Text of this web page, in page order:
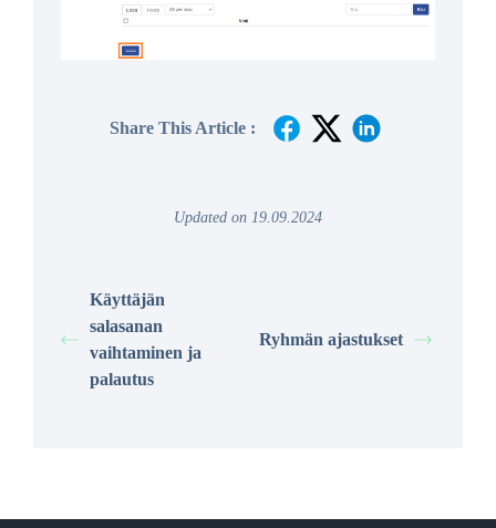
Share This Article :
Updated on 19.09.2024
Käyttäjän
salasanan
vaihtaminen ja
palautus
Ryhmän ajastukset